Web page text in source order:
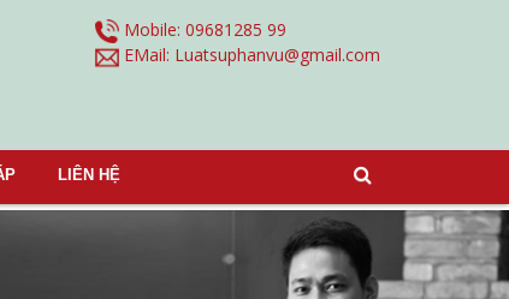
Mobile: 09681285 99
EMail: Luatsuphanvu@gmail.com
LIÊN HỆ